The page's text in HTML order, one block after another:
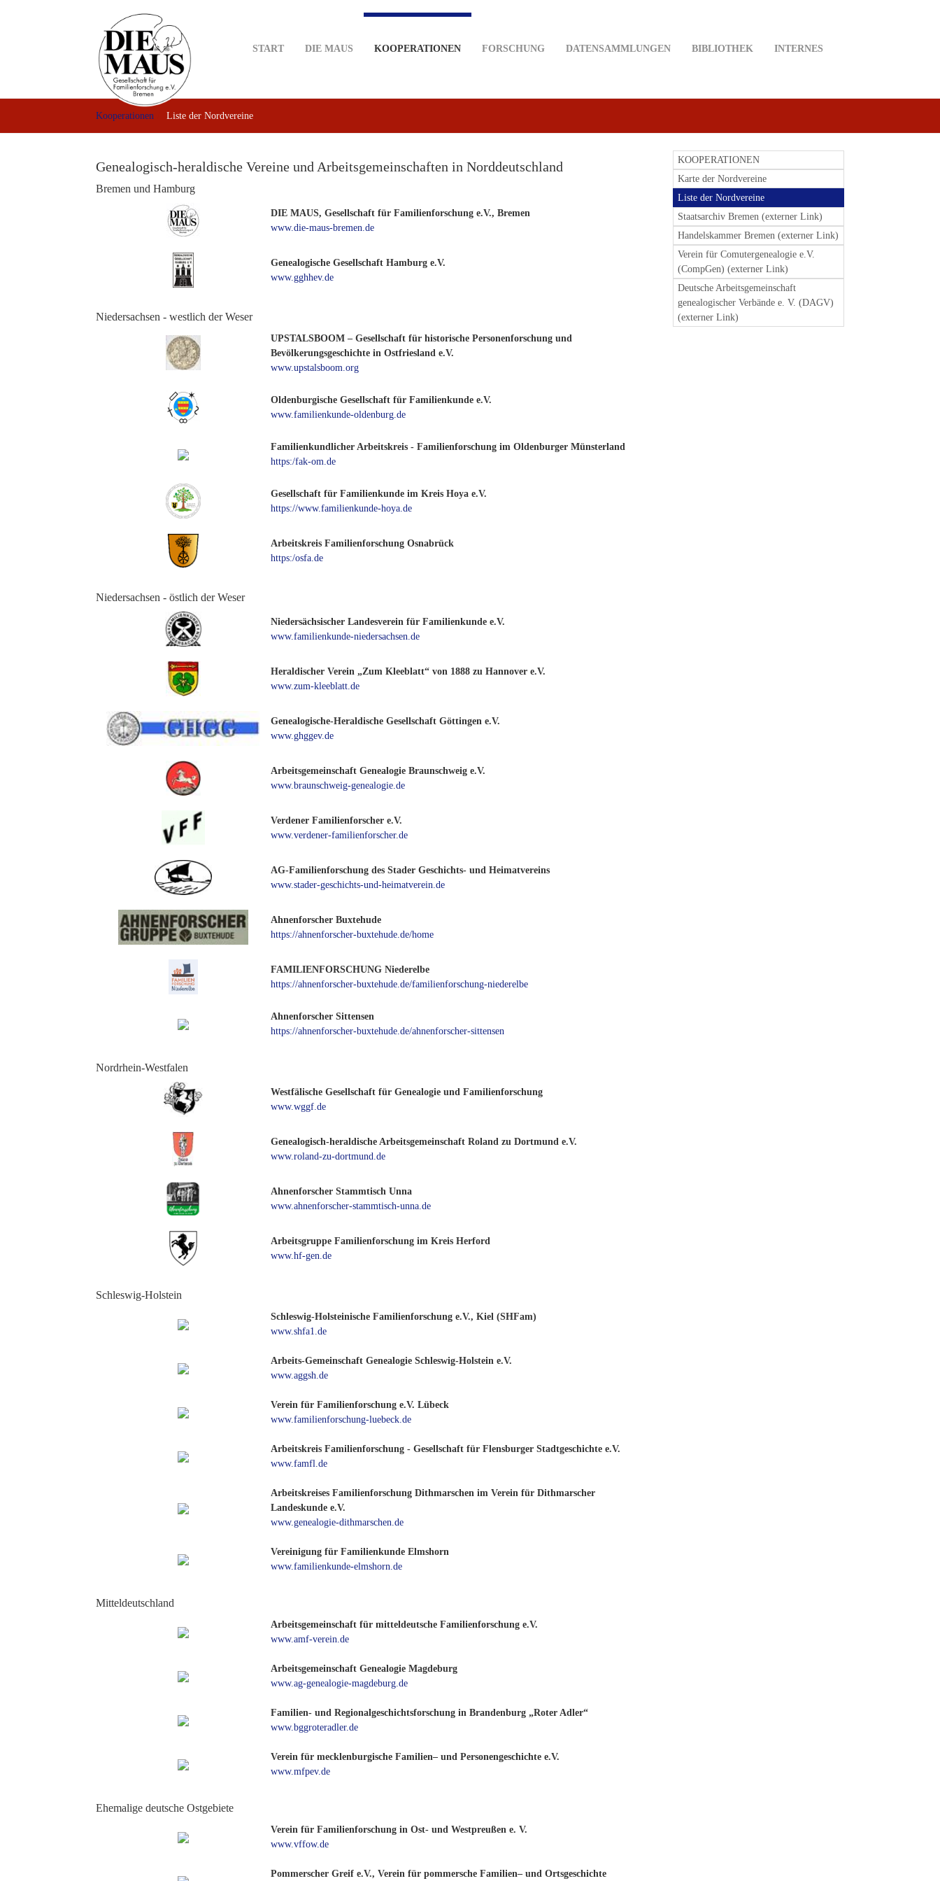
START DIE MAUS KOOPERATIONEN FORSCHUNG DATENSAMMLUNGEN BIBLIOTHEK INTERNES
Kooperationen Liste der Nordvereine
Genealogisch-heraldische Vereine und Arbeitsgemeinschaften in Norddeutschland
Bremen und Hamburg
DIE MAUS, Gesellschaft für Familienforschung e.V., Bremen
www.die-maus-bremen.de
Genealogische Gesellschaft Hamburg e.V.
www.gghhev.de
Niedersachsen - westlich der Weser
UPSTALSBOOM – Gesellschaft für historische Personenforschung und
Bevölkerungsgeschichte in Ostfriesland e.V.
www.upstalsboom.org
Oldenburgische Gesellschaft für Familienkunde e.V.
www.familienkunde-oldenburg.de
Familienkundlicher Arbeitskreis - Familienforschung im Oldenburger Münsterland
https:/fak-om.de
Gesellschaft für Familienkunde im Kreis Hoya e.V.
https://www.familienkunde-hoya.de
Arbeitskreis Familienforschung Osnabrück
https:/osfa.de
Niedersachsen - östlich der Weser
Niedersächsischer Landesverein für Familienkunde e.V.
www.familienkunde-niedersachsen.de
Heraldischer Verein „Zum Kleeblatt“ von 1888 zu Hannover e.V.
www.zum-kleeblatt.de
Genealogische-Heraldische Gesellschaft Göttingen e.V.
www.ghggev.de
Arbeitsgemeinschaft Genealogie Braunschweig e.V.
www.braunschweig-genealogie.de
Verdener Familienforscher e.V.
www.verdener-familienforscher.de
AG-Familienforschung des Stader Geschichts- und Heimatvereins
www.stader-geschichts-und-heimatverein.de
Ahnenforscher Buxtehude
https://ahnenforscher-buxtehude.de/home
FAMILIENFORSCHUNG Niederelbe
https://ahnenforscher-buxtehude.de/familienforschung-niederelbe
Ahnenforscher Sittensen
https://ahnenforscher-buxtehude.de/ahnenforscher-sittensen
Nordrhein-Westfalen
Westfälische Gesellschaft für Genealogie und Familienforschung
www.wggf.de
Genealogisch-heraldische Arbeitsgemeinschaft Roland zu Dortmund e.V.
www.roland-zu-dortmund.de
Ahnenforscher Stammtisch Unna
www.ahnenforscher-stammtisch-unna.de
Arbeitsgruppe Familienforschung im Kreis Herford
www.hf-gen.de
Schleswig-Holstein
Schleswig-Holsteinische Familienforschung e.V., Kiel (SHFam)
www.shfa1.de
Arbeits-Gemeinschaft Genealogie Schleswig-Holstein e.V.
www.aggsh.de
Verein für Familienforschung e.V. Lübeck
www.familienforschung-luebeck.de
Arbeitskreis Familienforschung - Gesellschaft für Flensburger Stadtgeschichte e.V.
www.famfl.de
Arbeitskreises Familienforschung Dithmarschen im Verein für Dithmarscher
Landeskunde e.V.
www.genealogie-dithmarschen.de
Vereinigung für Familienkunde Elmshorn
www.familienkunde-elmshorn.de
Mitteldeutschland
Arbeitsgemeinschaft für mitteldeutsche Familienforschung e.V.
www.amf-verein.de
Arbeitsgemeinschaft Genealogie Magdeburg
www.ag-genealogie-magdeburg.de
Familien- und Regionalgeschichtsforschung in Brandenburg „Roter Adler“
www.bggroteradler.de
Verein für mecklenburgische Familien– und Personengeschichte e.V.
www.mfpev.de
Ehemalige deutsche Ostgebiete
Verein für Familienforschung in Ost- und Westpreußen e. V.
www.vffow.de
Pommerscher Greif e.V., Verein für pommersche Familien– und Ortsgeschichte
KOOPERATIONEN
Karte der Nordvereine
Liste der Nordvereine
Staatsarchiv Bremen (externer Link)
Handelskammer Bremen (externer Link)
Verein für Comutergenealogie e.V.
(CompGen) (externer Link)
Deutsche Arbeitsgemeinschaft
genealogischer Verbände e. V. (DAGV)
(externer Link)